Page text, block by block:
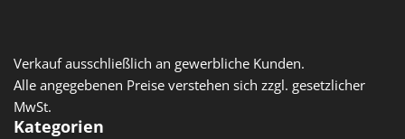
Verkauf ausschließlich an gewerbliche Kunden.
Alle angegebenen Preise verstehen sich zzgl. gesetzlicher
MwSt.
Kategorien